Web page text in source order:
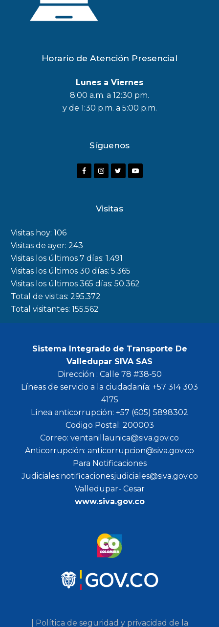
Horario de Atención Presencial
Lunes a Viernes
8:00 a.m. a 12:30 pm.
y de 1:30 p.m. a 5:00 p.m.
Síguenos
F
o
k
I
a
m
r
Y
Visitas
Visitas hoy:106
Visitas de ayer:243
Visitas los últimos 7 días:1.491
Visitas los últimos 30 días:5.365
Visitas los últimos 365 días:50.362
Total de visitas:295.372
Total visitantes:155.562
Sistema Integrado de Transporte De
Valledupar SIVA SAS
Dirección : Calle 78 #38-50
Líneas de servicio a la ciudadanía: +57 314 303
4175
Línea anticorrupción: +57 (605) 5898302
Codigo Postal: 200003
Correo: ventanillaunica@siva.gov.co
Anticorrupción: anticorrupcion@siva.gov.co
Para Notificaciones
Judiciales:notificacionesjudiciales@siva.gov.co
Valledupar- Cesar
www.siva.gov.co
| Política de seguridad y privacidad de la